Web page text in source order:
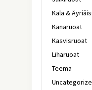
Kala &
Kanaruoat
Kasvisruoat
Liharuoat
Teema